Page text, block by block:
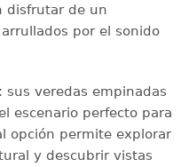
disfrutar de un
por el sonido
sus veredas empinadas
escenario perfecto para
opción permite explorar
y descubrir vistas